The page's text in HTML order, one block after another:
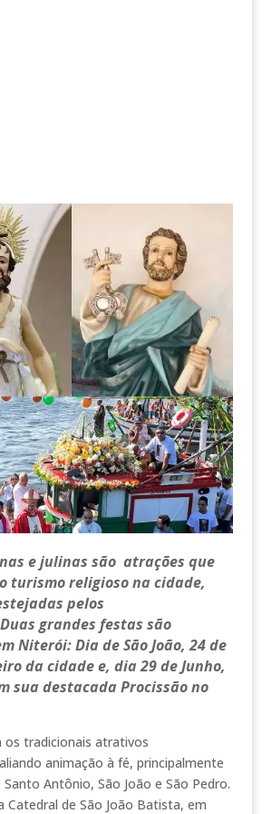
e julinas são atrações que
turismo religioso na cidade,
pelos
grandes festas são
Niterói: Dia de São João, 24 de
da cidade e, dia 29 de Junho,
sua destacada Procissão no
tradicionais atrativos
animação à fé, principalmente
Antônio, São João e São Pedro.
Catedral de São João Batista, em